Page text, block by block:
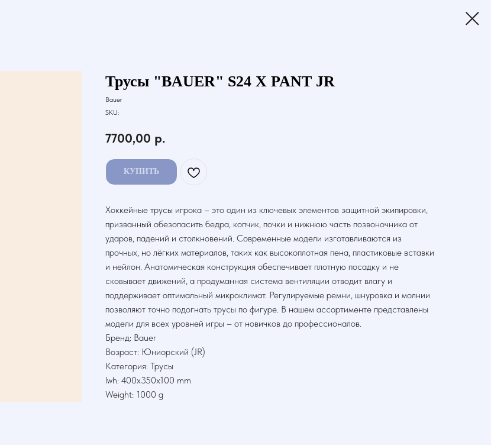
Трусы "BAUER" S24 X PANT JR
Bauer
SKU:
7700,00 р.
КУПИТЬ
Хоккейные трусы игрока – это один из ключевых элементов защитной экипировки,
призванный обезопасить бедра, копчик, почки и нижнюю часть позвоночника от
ударов, падений и столкновений. Современные модели изготавливаются из
прочных, но лёгких материалов, таких как высокоплотная пена, пластиковые вставки
и нейлон. Анатомическая конструкция обеспечивает плотную посадку и не
сковывает движений, а продуманная система вентиляции отводит влагу и
поддерживает оптимальный микроклимат. Регулируемые ремни, шнуровка и молнии
позволяют точно подогнать трусы по фигуре. В нашем ассортименте представлены
модели для всех уровней игры – от новичков до профессионалов.
Бренд: Bauer
Возраст: Юниорский (JR)
Категория: Трусы
lwh: 400x350x100 mm
Weight: 1000 g